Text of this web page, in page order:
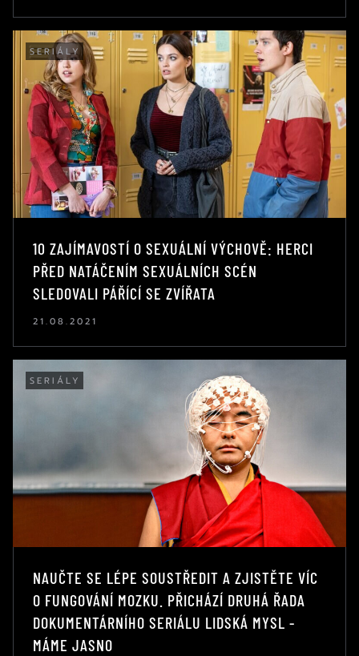
SERIÁLY
10 ZAJÍMAVOSTÍ O SEXUÁLNÍ VÝCHOVĚ: HERCI
PŘED NATÁČENÍM SEXUÁLNÍCH SCÉN
SLEDOVALI PÁŘÍCÍ SE ZVÍŘATA
21.08.2021
SERIÁLY
NAUČTE SE LÉPE SOUSTŘEDIT A ZJISTĚTE VÍC
O FUNGOVÁNÍ MOZKU. PŘICHÁZÍ DRUHÁ ŘADA
DOKUMENTÁRNÍHO SERIÁLU LIDSKÁ MYSL -
MÁME JASNO